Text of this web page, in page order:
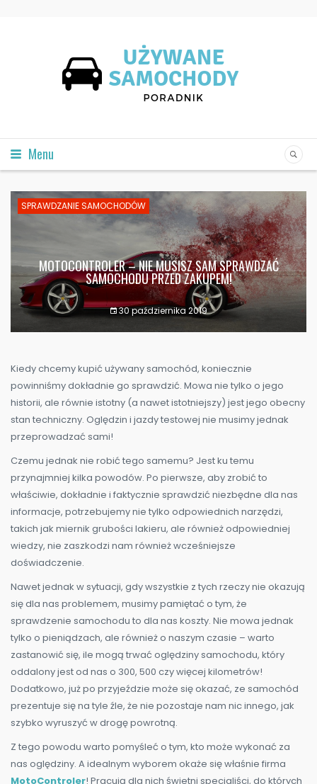
Menu
SPRAWDZANIE SAMOCHODÓW
MOTOCONTROLER – NIE MUSISZ SAM SPRAWDZAĆ
SAMOCHODU PRZED ZAKUPEM!
30 października 2019
​Kiedy chcemy kupić używany samochód, koniecznie
powinniśmy dokładnie go sprawdzić. Mowa nie tylko o jego
historii, ale równie istotny (a nawet istotniejszy) jest jego obecny
stan techniczny. Oględzin i jazdy testowej nie musimy jednak
przeprowadzać sami!
Czemu jednak nie robić tego samemu? Jest ku temu
przynajmniej kilka powodów. Po pierwsze, aby zrobić to
właściwie, dokładnie i faktycznie sprawdzić niezbędne dla nas
informacje, potrzebujemy nie tylko odpowiednich narzędzi,
takich jak miernik grubości lakieru, ale również odpowiedniej
wiedzy, nie zaszkodzi nam również wcześniejsze
doświadczenie.
Nawet jednak w sytuacji, gdy wszystkie z tych rzeczy nie okazują
się dla nas problemem, musimy pamiętać o tym, że
sprawdzenie samochodu to dla nas koszty. Nie mowa jednak
tylko o pieniądzach, ale również o naszym czasie – warto
zastanowić się, ile mogą trwać oględziny samochodu, który
oddalony jest od nas o 300, 500 czy więcej kilometrów!
Dodatkowo, już po przyjeździe może się okazać, ze samochód
prezentuje się na tyle źle, że nie pozostaje nam nic innego, jak
szybko wyruszyć w drogę powrotną.
Z tego powodu warto pomyśleć o tym, kto może wykonać za
nas oględziny. A idealnym wyborem okaże się właśnie firma
MotoControler! Pracują dla nich świetni specjaliści, do których